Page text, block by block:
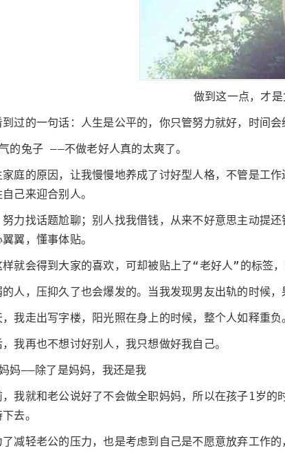
做到这一点，才是
过的一句话：人生是公平的，你只管努力就好，时间
的兔子 ——不做老好人真的太爽了。
家庭的原因，让我慢慢地养成了讨好型人格，不管是工
己来迎合别人。
力找话题尬聊；别人找我借钱，从来不好意思主动提
翼，懂事体贴。
就会得到大家的喜欢，可却被贴上了“老好人”的标签，
人，压抑久了也会爆发的。当我发现男友出轨的时候
我走出写字楼，阳光照在身上的时候，整个人如释重负
我再也不想讨好别人，我只想做好我自己。
妈——除了是妈妈，我还是我
我就和老公说好了不会做全职妈妈，所以在孩子1岁
去。
了减轻老公的压力，也是考虑到自己是不愿意放弃工作